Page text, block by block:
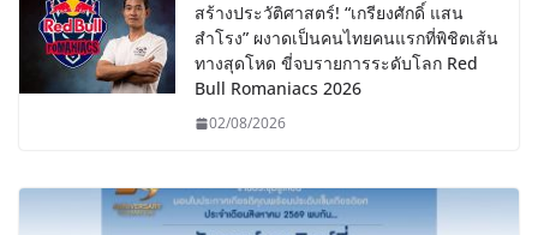
สร้างประวัติศาสตร์! “เกรียงศักดิ์ แสน
สำโรง” ผงาดเป็นคนไทยคนแรกที่พิชิตเส้น
ทางสุดโหด ขี่จบรายการระดับโลก Red
Bull Romaniacs 2026
02/08/2026